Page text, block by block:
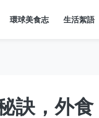
環球美食志 生活絮語
訣，外食